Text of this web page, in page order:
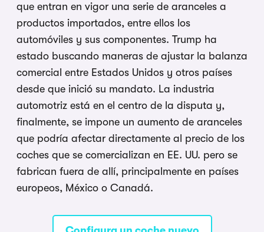
que entran en vigor una serie de aranceles a
productos importados, entre ellos los
automóviles y sus componentes. Trump ha
estado buscando maneras de ajustar la balanza
comercial entre Estados Unidos y otros países
desde que inició su mandato. La industria
automotriz está en el centro de la disputa y,
finalmente, se impone un aumento de aranceles
que podría afectar directamente al precio de los
coches que se comercializan en EE. UU. pero se
fabrican fuera de allí, principalmente en países
europeos, México o Canadá.